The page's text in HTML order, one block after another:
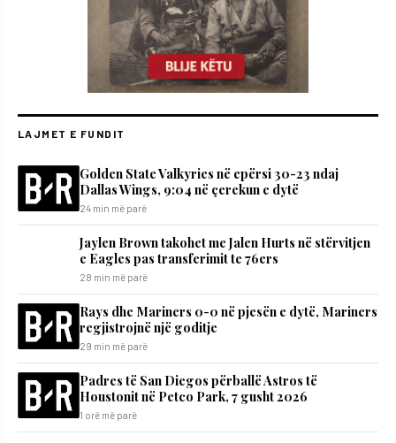
LAJMET E FUNDIT
Golden State Valkyries në epërsi 30-23 ndaj
Dallas Wings, 9:04 në çerekun e dytë
24 min më parë
Jaylen Brown takohet me Jalen Hurts në stërvitjen
e Eagles pas transferimit te 76ers
28 min më parë
Rays dhe Mariners 0-0 në pjesën e dytë, Mariners
regjistrojnë një goditje
29 min më parë
Padres të San Diegos përballë Astros të
Houstonit në Petco Park, 7 gusht 2026
1 orë më parë